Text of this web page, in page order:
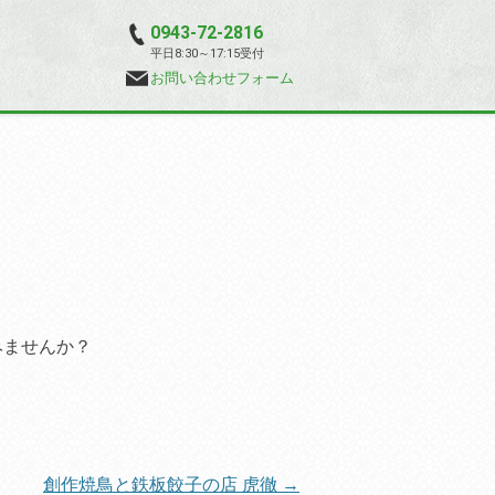
0943-72-2816
平日8:30～17:15受付
お問い合わせフォーム
せんか？
創作焼鳥と鉄板餃子の店 虎徹 →